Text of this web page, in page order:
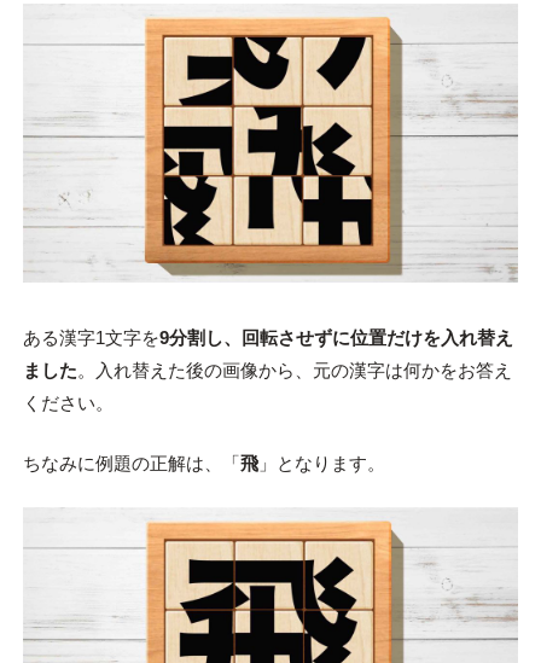
ある漢字1文字を9分割し、回転させずに位置だけを入れ替え
ました。入れ替えた後の画像から、元の漢字は何かをお答え
ください。
ちなみに例題の正解は、「飛」となります。